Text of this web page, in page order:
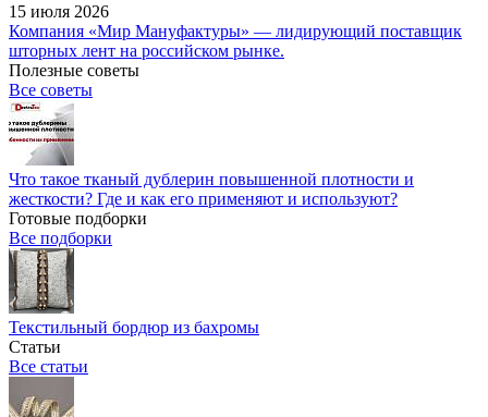
15 июля 2026
Компания «Мир Мануфактуры» — лидирующий поставщик
шторных лент на российском рынке.
Полезные советы
Все советы
Что такое тканый дублерин повышенной плотности и
жесткости? Где и как его применяют и используют?
Готовые подборки
Все подборки
Текстильный бордюр из бахромы
Статьи
Все статьи